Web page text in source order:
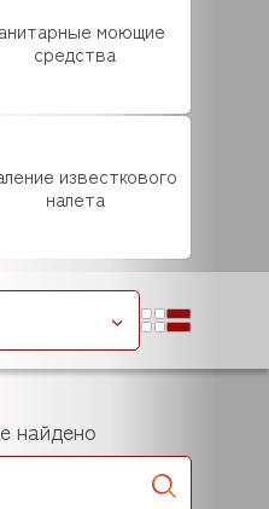
моющие
средства
известкового
налета
найдено